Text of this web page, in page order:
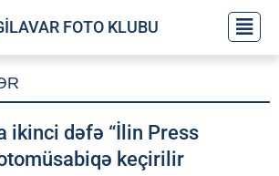
FOTO KLUBU
ikinci dəfə “İlin Press
keçirilir